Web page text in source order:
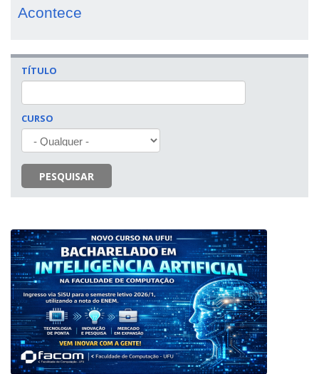
Acontece
TÍTULO
CURSO
PESQUISAR